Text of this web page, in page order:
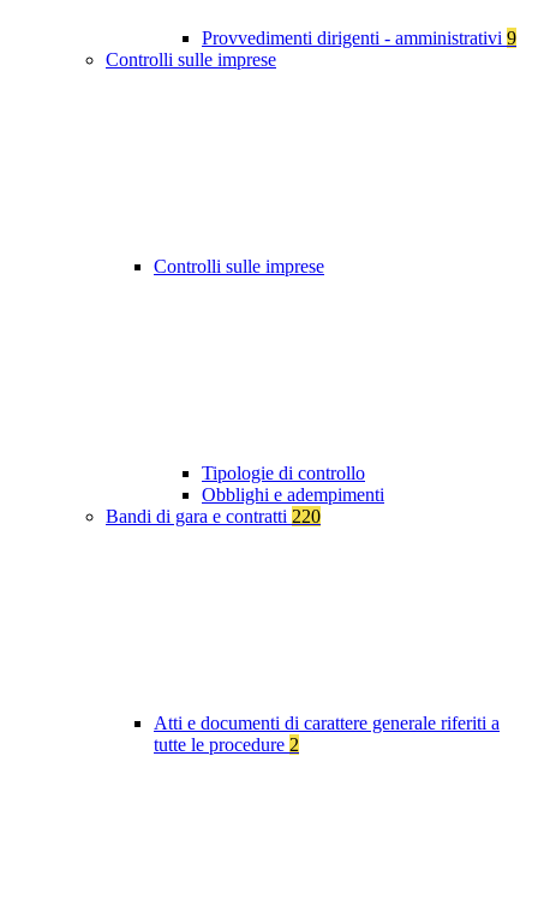
Provvedimenti dirigenti - amministrativi 9
Controlli sulle imprese
Controlli sulle imprese
Tipologie di controllo
Obblighi e adempimenti
Bandi di gara e contratti 220
Atti e documenti di carattere generale riferiti a
tutte le procedure 2